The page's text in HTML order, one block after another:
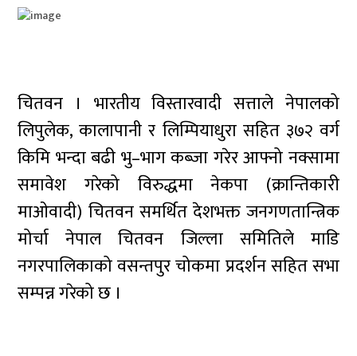
चितवन । भारतीय विस्तारवादी सत्ताले नेपालको
लिपुलेक, कालापानी र लिम्पियाधुरा सहित ३७२ वर्ग
किमि भन्दा बढी भु–भाग कब्जा गरेर आफ्नो नक्सामा
समावेश गरेको विरुद्धमा नेकपा (क्रान्तिकारी
माओवादी) चितवन समर्थित देशभक्त जनगणतान्त्रिक
मोर्चा नेपाल चितवन जिल्ला समितिले माडि
नगरपालिकाको वसन्तपुर चोकमा प्रदर्शन सहित सभा
सम्पन्न गरेको छ ।